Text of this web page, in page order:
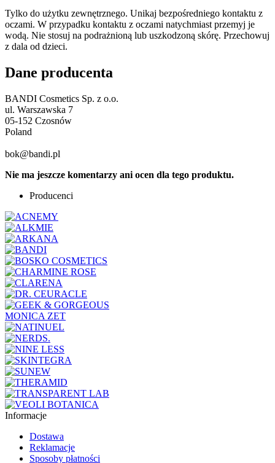
Tylko do użytku zewnętrznego. Unikaj bezpośredniego kontaktu z
oczami. W przypadku kontaktu z oczami natychmiast przemyj je
wodą. Nie stosuj na podrażnioną lub uszkodzoną skórę. Przechowuj
z dala od dzieci.
Dane producenta
BANDI Cosmetics Sp. z o.o.
ul. Warszawska 7
05-152 Czosnów
Poland
bok@bandi.pl
Nie ma jeszcze komentarzy ani ocen dla tego produktu.
Producenci
MONICA ZET
Informacje
Dostawa
Reklamacje
Sposoby płatności